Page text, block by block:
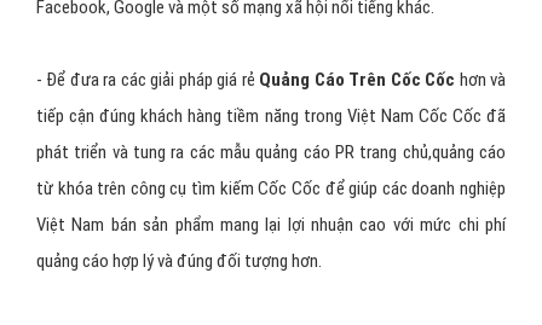
Facebook, Google và một số mạng xã hội nổi tiếng khác.
- Để đưa ra các giải pháp giá rẻ Quảng Cáo Trên Cốc Cốc hơn và
tiếp cận đúng khách hàng tiềm năng trong Việt Nam Cốc Cốc đã
phát triển và tung ra các mẫu quảng cáo PR trang chủ,quảng cáo
từ khóa trên công cụ tìm kiếm Cốc Cốc để giúp các doanh nghiệp
Việt Nam bán sản phẩm mang lại lợi nhuận cao với mức chi phí
quảng cáo hợp lý và đúng đối tượng hơn.